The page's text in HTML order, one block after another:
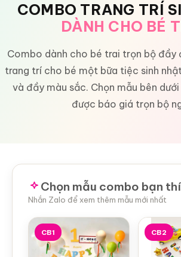
COMBO TRANG TRÍ
DÀNH CHO BÉ
Combo dành cho bé trai trọn bộ đầy
trang trí cho bé một bữa tiệc sinh
và đầy màu sắc. Chọn mẫu bên
được báo giá trọn bộ
Chọn mẫu combo bạn
Nhắn Zalo để xem thêm mẫu mới nhất
CB1 CB2